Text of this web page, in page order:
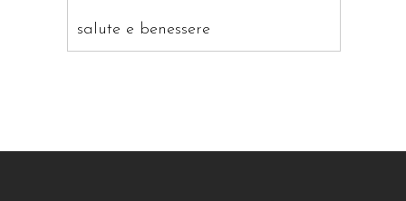
salute e benessere
patristica